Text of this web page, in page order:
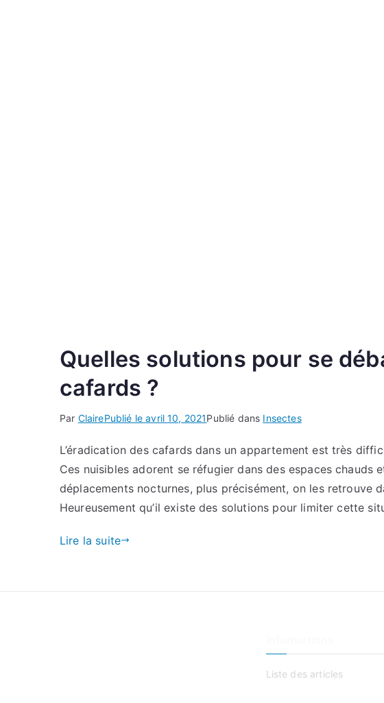
Quelles solutions pour se
cafards ?
Par ClairePublié leavril 10, 2021Publié dans Insectes
L’éradication des cafards dans un appartement est très
Ces nuisibles adorent se réfugier dans des espaces chauds
déplacements nocturnes, plus précisément, on les retrouve
Heureusement qu’il existe des solutions pour limiter cette
Lire la suite
Liste des articles